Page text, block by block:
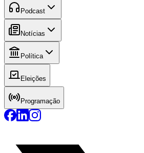
Podcast
Notícias
Política
Eleições
Programação